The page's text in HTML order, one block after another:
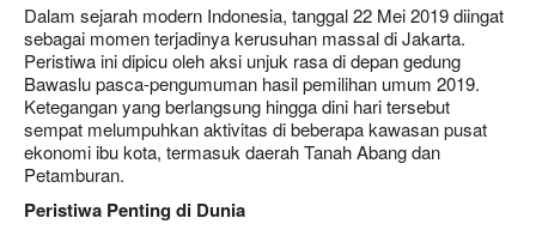
Dalam sejarah modern Indonesia, tanggal 22 Mei 2019 diingat
sebagai momen terjadinya kerusuhan massal di Jakarta.
Peristiwa ini dipicu oleh aksi unjuk rasa di depan gedung
Bawaslu pasca-pengumuman hasil pemilihan umum 2019.
Ketegangan yang berlangsung hingga dini hari tersebut
sempat melumpuhkan aktivitas di beberapa kawasan pusat
ekonomi ibu kota, termasuk daerah Tanah Abang dan
Petamburan.
Peristiwa Penting di Dunia